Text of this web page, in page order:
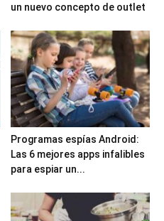
un nuevo concepto de outlet
Programas espías Android:
Las 6 mejores apps infalibles
para espiar un...